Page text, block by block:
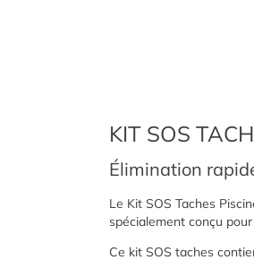
KIT SOS
Élimination
Le Kit SOS Taches
spécialement conçu
Ce kit SOS taches